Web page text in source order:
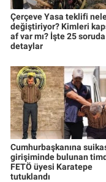
Çerçeve Yasa teklifi
değiştiriyor? Kimleri
af var mı? İşte 25
detaylar
Cumhurbaşkanına
girişiminde bulunan
FETÖ üyesi Karatepe
tutuklandı